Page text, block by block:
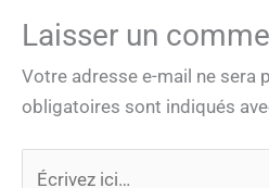
Laisser un
Votre adresse e-mail ne sera
obligatoires sont indiqués